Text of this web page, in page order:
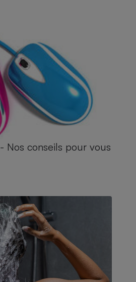
Nos conseils pour vous